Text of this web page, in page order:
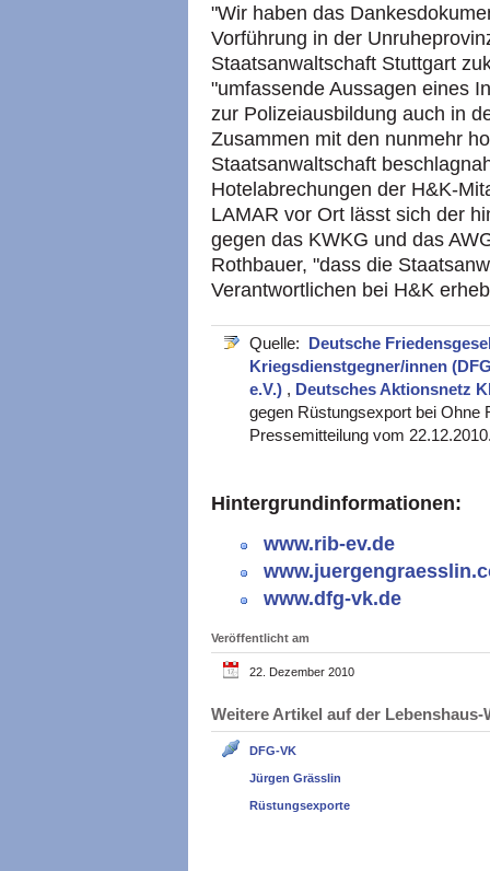
"Wir haben das
Vorführung in der
Staatsanwaltschaft Stuttgart
"umfassende Aussagen eines
zur Polizeiausbildung auch in
Zusammen mit den nunmehr
Staatsanwaltschaft
Hotelabrechungen der H&K-
LAMAR vor Ort lässt sich der
gegen das KWKG und das
Rothbauer, "dass die
Verantwortlichen bei H&K
Quelle: Deutsche
Kriegsdienstgegner/innen
e.V.) , Deutsches Aktionsnetz
gegen Rüstungsexport bei Ohne
Pressemitteilung vom
Hintergrundinformationen:
www.rib-ev.de
www.dfg-vk.de
Veröffentlicht am
22. Dezember 2010
Weitere Artikel auf der
DFG-VK
Jürgen Grässlin
Rüstungsexporte